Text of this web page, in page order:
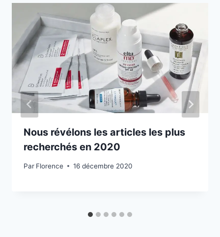
Nous révélons les articles les plus
recherchés en 2020
Par Florence 16 décembre 2020